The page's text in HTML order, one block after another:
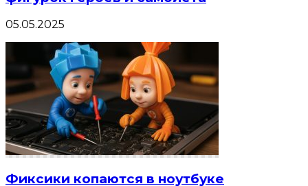
05.05.2025
Фиксики копаются в ноутбуке